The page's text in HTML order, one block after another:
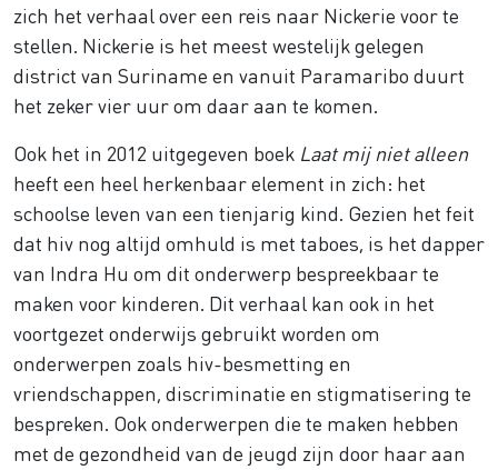
zich het verhaal over een reis naar Nickerie voor te
stellen. Nickerie is het meest westelijk gelegen
district van Suriname en vanuit Paramaribo duurt
het zeker vier uur om daar aan te komen.
Ook het in 2012 uitgegeven boek Laat mij niet alleen
heeft een heel herkenbaar element in zich: het
schoolse leven van een tienjarig kind. Gezien het feit
dat hiv nog altijd omhuld is met taboes, is het dapper
van Indra Hu om dit onderwerp bespreekbaar te
maken voor kinderen. Dit verhaal kan ook in het
voortgezet onderwijs gebruikt worden om
onderwerpen zoals hiv-besmetting en
vriendschappen, discriminatie en stigmatisering te
bespreken. Ook onderwerpen die te maken hebben
met de gezondheid van de jeugd zijn door haar aan